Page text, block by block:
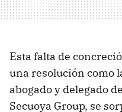
Esta falta de
una resolución como
abogado y delegado
Secuoya Group, se